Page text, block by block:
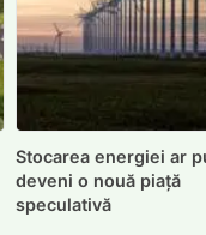
Stocarea energiei ar
deveni o nouă piață
speculativă